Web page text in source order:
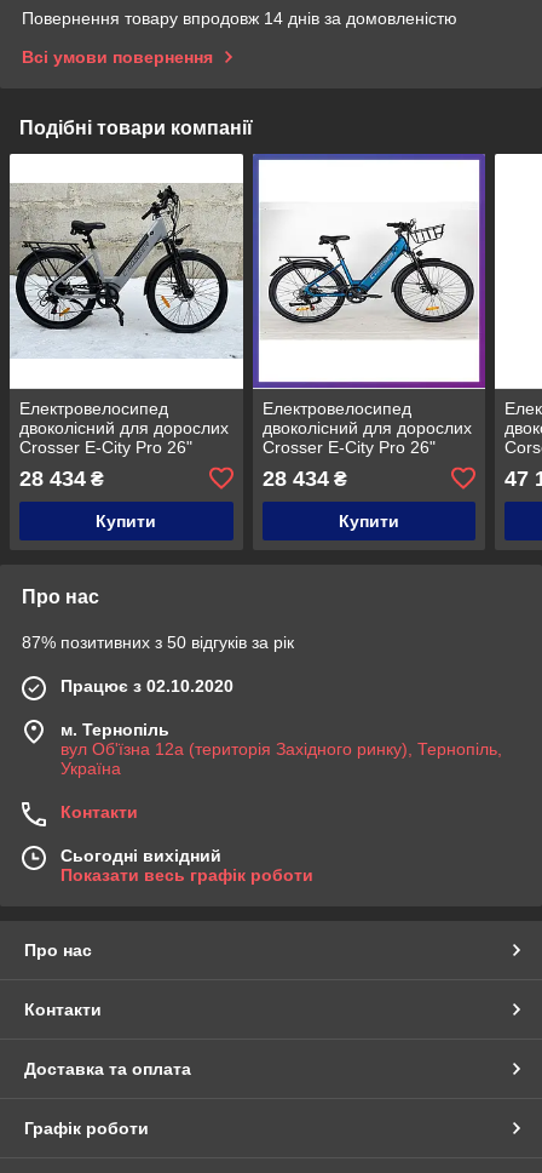
Повернення товару впродовж 14 днів за домовленістю
Всі умови повернення
Подібні товари компанії
Електровелосипед
двоколісний для дорослих
Crosser E-City Pro 26"
48V/500W/10.4Ah 35 км/
год Сірий глянець
28 434 ₴
Купити
Електровелосипед
двоколісний для дорослих
Crosser E-City Pro 26"
48V/500W/10.4Ah 35 км/
год Зелений матовий
28 434₴
Купити
47
Про нас
87% позитивних з 50 відгуків за рік
Працює з 02.10.2020
м. Тернопіль
вул Об'їзна 12а (територія Західного ринку), Тернопіль,
Україна
Контакти
Сьогодні вихідний
Показати весь графік роботи
Про нас
Контакти
Доставка та оплата
Графік роботи